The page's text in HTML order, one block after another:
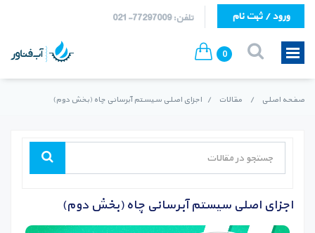
تلفن: 77297009-021 ورود / ثبت نام
0
صفحه اصلی / مقالات / اجزای اصلی سیستم آبرسانی چاه (بخش دوم)‏
اجزای اصلی سیستم آبرسانی چاه (بخش دوم)‏